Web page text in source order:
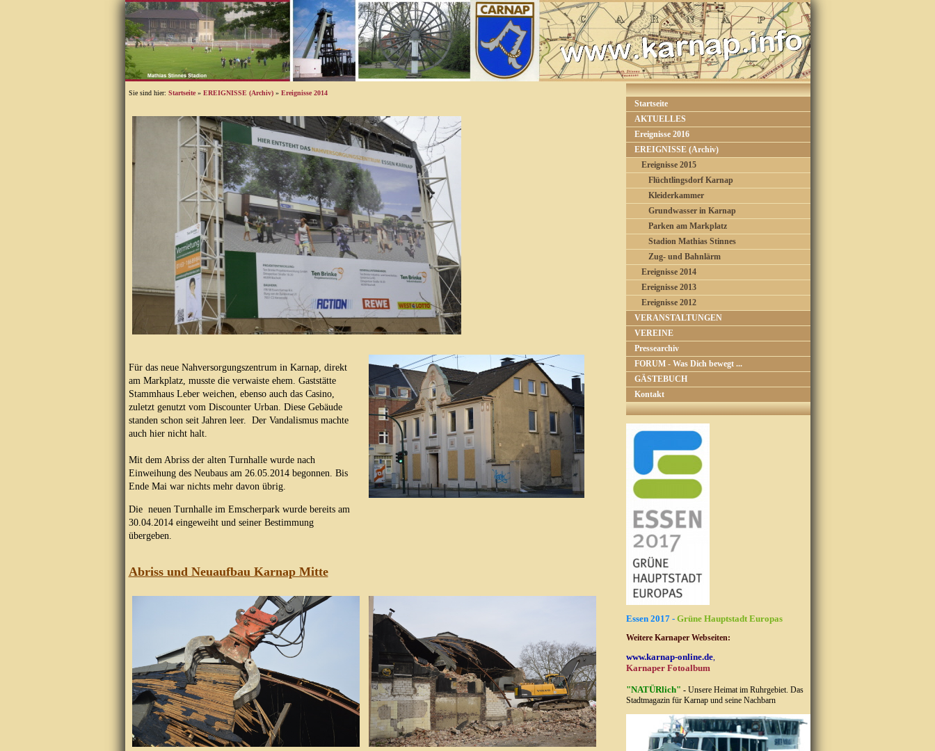
Sie sind hier: Startseite» EREIGNISSE (Archiv)» Ereignisse 2014
Für das neue Nahversorgungszentrum in Karnap, direkt
am Markplatz, musste die verwaiste ehem. Gaststätte
Stammhaus Leber weichen, ebenso auch das Casino,
zuletzt genutzt vom Discounter Urban. Diese Gebäude
standen schon seit Jahren leer. Der Vandalismus machte
auch hier nicht halt.
Mit dem Abriss der alten Turnhalle wurde nach
Einweihung des Neubaus am 26.05.2014 begonnen. Bis
Ende Mai war nichts mehr davon übrig.
Die neuen Turnhalle im Emscherpark wurde bereits am
30.04.2014 eingeweiht und seiner Bestimmung
übergeben.
Abriss und Neuaufbau Karnap Mitte
Startseite
AKTUELLES
Ereignisse 2016
EREIGNISSE (Archiv)
Ereignisse 2015
Flüchtlingsdorf Karnap
Kleiderkammer
Grundwasser in Karnap
Parken am Markplatz
Stadion Mathias Stinnes
Zug- und Bahnlärm
Ereignisse 2014
Ereignisse 2013
Ereignisse 2012
VERANSTALTUNGEN
VEREINE
Pressearchiv
FORUM - Was Dich bewegt ...
GÄSTEBUCH
Kontakt
Essen 2017 - Grüne Hauptstadt Europas
Weitere Karnaper Webseiten:
www.karnap-online.de,
Karnaper Fotoalbum
"NATÜRlich" -Unsere Heimat im Ruhrgebiet. Das
Stadtmagazin für Karnap und seine Nachbarn